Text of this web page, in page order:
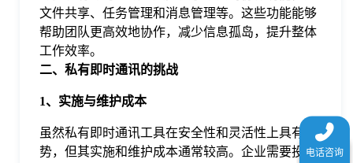
文件共享、任务管理和消息管理等。这些功能能够
帮助团队更高效地协作，减少信息孤岛，提升整体
工作效率。
二、私有即时通讯的挑战
1、实施与维护成本
虽然私有即时通讯工具在安全性和灵活性上具有优
势，但其实施和维护成本通常较高。企业需要投入